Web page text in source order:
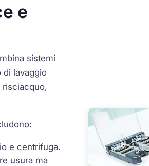
e
sistemi
lavaggio
risciacquo,
e centrifuga.
usura ma